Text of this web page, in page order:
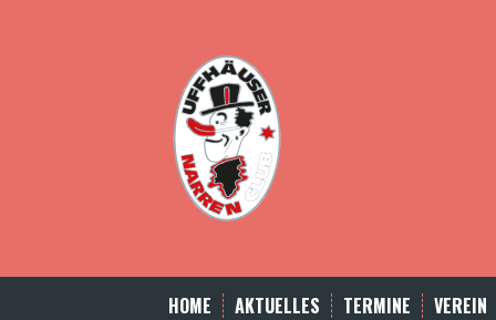
HOME AKTUELLES TERMINE VEREIN